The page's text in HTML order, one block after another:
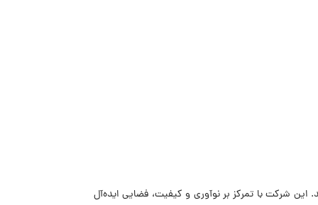
این شرکت با تمرکز بر نوآوری و کیفیت، فضایی ایده‌آل